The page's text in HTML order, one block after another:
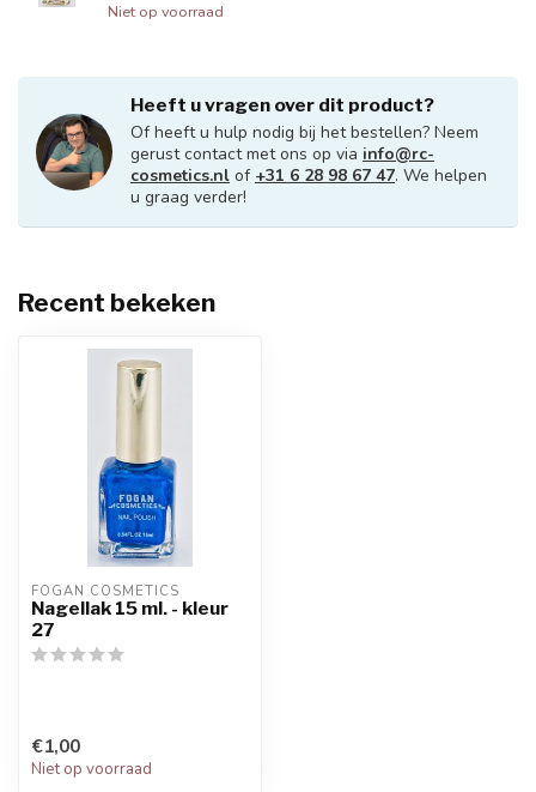
Niet op voorraad
Heeft u vragen over dit product?
Of heeft u hulp nodig bij het bestellen? Neem
gerust contact met ons op via info@rc-
cosmetics.nl of +31 6 28 98 67 47. We helpen
u graag verder!
Recent bekeken
FOGAN COSMETICS
Nagellak 15 ml. - kleur
27
€1,00
Niet op voorraad